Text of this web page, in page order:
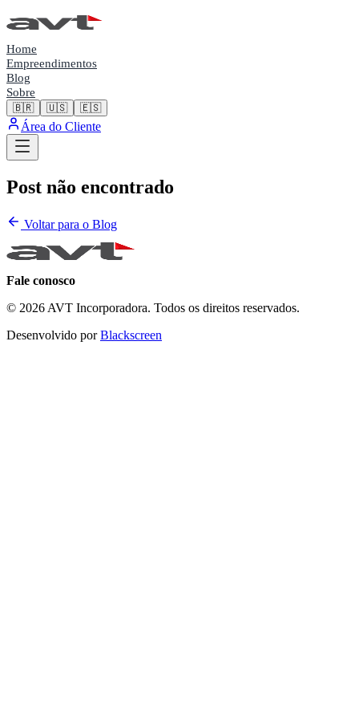
Home
Empreendimentos
Blog
Sobre
🇧🇷 🇺🇸 🇪🇸
Área do Cliente
Post não encontrado
Voltar para o Blog
Fale conosco
© 2026 AVT Incorporadora. Todos os direitos reservados.
Desenvolvido porBlackscreen